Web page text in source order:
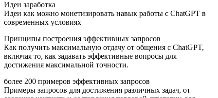
Идеи заработка
Идеи как можно монетизировать навык работы с ChatGPT в
современных условиях
Принципы построения эффективных запросов
Как получить максимальную отдачу от общения с ChatGPT,
включая то, как задавать эффективные вопросы для
достижения максимальной точности.
более 200 примеров эффективных запросов
Примеры запросов для достижения различных задач, от